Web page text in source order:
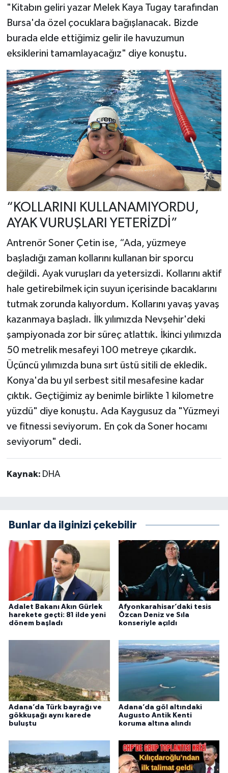
"Kitabın geliri yazar Melek Kaya Tugay tarafından
Bursa'da özel çocuklara bağışlanacak. Bizde
burada elde ettiğimiz gelir ile havuzumun
eksiklerini tamamlayacağız" diye konuştu.
“KOLLARINI KULLANAMIYORDU,
AYAK VURUŞLARI YETERİZDİ”
Antrenör Soner Çetin ise, “Ada, yüzmeye
başladığı zaman kollarını kullanan bir sporcu
değildi. Ayak vuruşları da yetersizdi. Kollarını aktif
hale getirebilmek için suyun içerisinde bacaklarını
tutmak zorunda kalıyordum. Kollarını yavaş yavaş
kazanmaya başladı. İlk yılımızda Nevşehir'deki
şampiyonada zor bir süreç atlattık. İkinci yılımızda
50 metrelik mesafeyi 100 metreye çıkardık.
Üçüncü yılımızda buna sırt üstü sitili de ekledik.
Konya'da bu yıl serbest sitil mesafesine kadar
çıktık. Geçtiğimiz ay benimle birlikte 1 kilometre
yüzdü" diye konuştu. Ada Kaygusuz da "Yüzmeyi
ve fitnessi seviyorum. En çok da Soner hocamı
seviyorum" dedi.
Kaynak: DHA
Bunlar da ilginizi çekebilir
Adalet Bakanı Akın Gürlek
harekete geçti: 81 ilde yeni
dönem başladı
Afyonkarahisar’daki tesis
Özcan Deniz ve Sıla
konseriyle açıldı
Adana’da Türk bayrağı ve
gökkuşağı aynı karede
buluştu
Adana’da göl altındaki
Augusto Antik Kenti
koruma altına alındı